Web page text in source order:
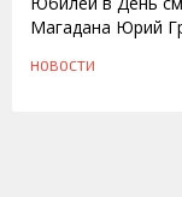
Магадана Юрий
НОВОСТИ